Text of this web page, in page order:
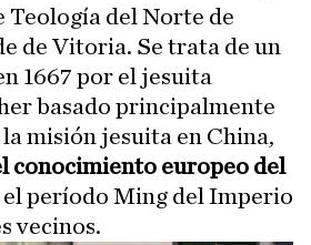
Teología del Norte de
de Vitoria. Se trata de un
1667 por el jesuita
basado principalmente
misión jesuita en China,
conocimiento europeo del
el período Ming del Imperio
vecinos.